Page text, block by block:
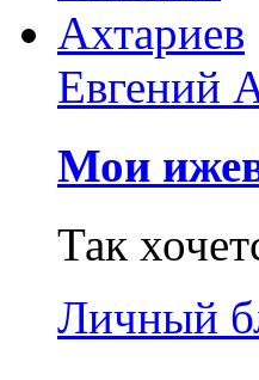
Евгений
Мои
Так
Личный